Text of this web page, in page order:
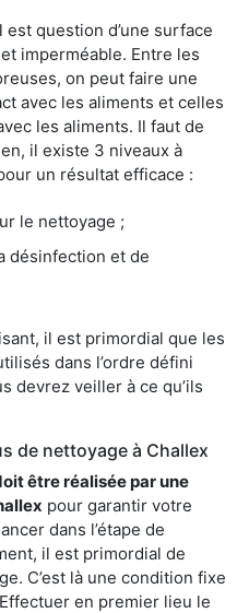
question d’une surface
imperméable. Entre les
on peut faire une
avec les aliments et celles
les aliments. Il faut de
il existe 3 niveaux à
un résultat efficace :
le nettoyage ;
désinfection et de
il est primordial que les
dans l’ordre défini
devrez veiller à ce qu’ils
de nettoyage à Challex
être réalisée par une
pour garantir votre
dans l’étape de
il est primordial de
C’est là une condition fixe
en premier lieu le